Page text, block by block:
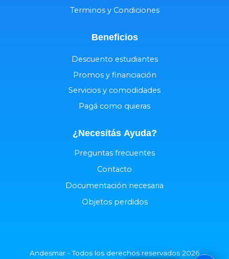
Terminos y Condiciones
Beneficios
Descuento estudiantes
Promos y financiación
Servicios y comodidades
Pagá como quieras
¿Necesitás Ayuda?
Preguntas frecuentes
Contacto
Documentación necesaria
Objetos perdidos
Andesmar - Todos los derechos reservados 2026